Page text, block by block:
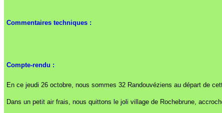
Commentaires techniques :
Compte-rendu :
En ce jeudi 26 octobre, nous sommes 32 Randouvéziens au départ de
Dans un petit air frais, nous quittons le joli village de Rochebrune,